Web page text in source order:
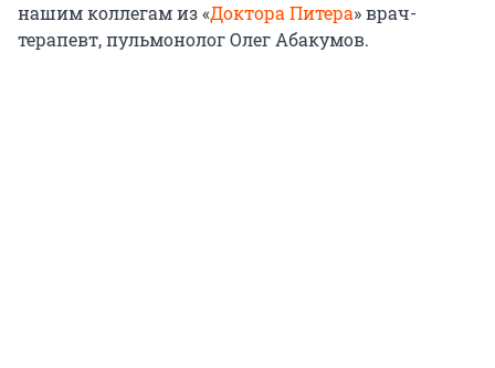
нашим коллегам из «Доктора Питера» врач-
терапевт, пульмонолог Олег Абакумов.